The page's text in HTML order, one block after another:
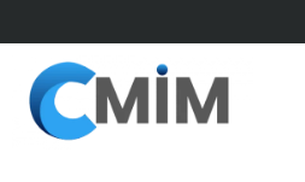
to
content